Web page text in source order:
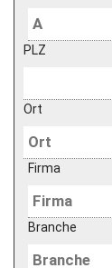
PLZ
Ort
Firma
Branche